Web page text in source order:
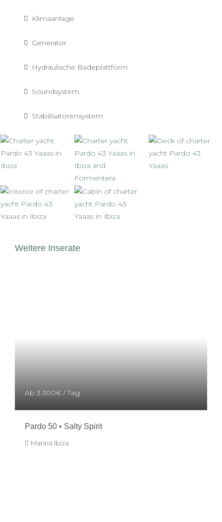
Klimaanlage
Generator
Hydraulische Badeplattform
Soundsystem
Stabilisatorensystem
Weitere Inserate
Ab 3.300€ / Tag
Pardo 50 • Salty Spirit
Marina Ibiza